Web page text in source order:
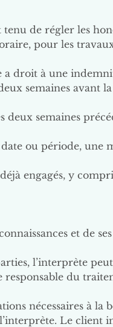
tenu de régler les
pour les
a droit à une
semaines avant
deux semaines
ou période, une
engagés, y
et de
l’interprète
du
nécessaires à la
Le client